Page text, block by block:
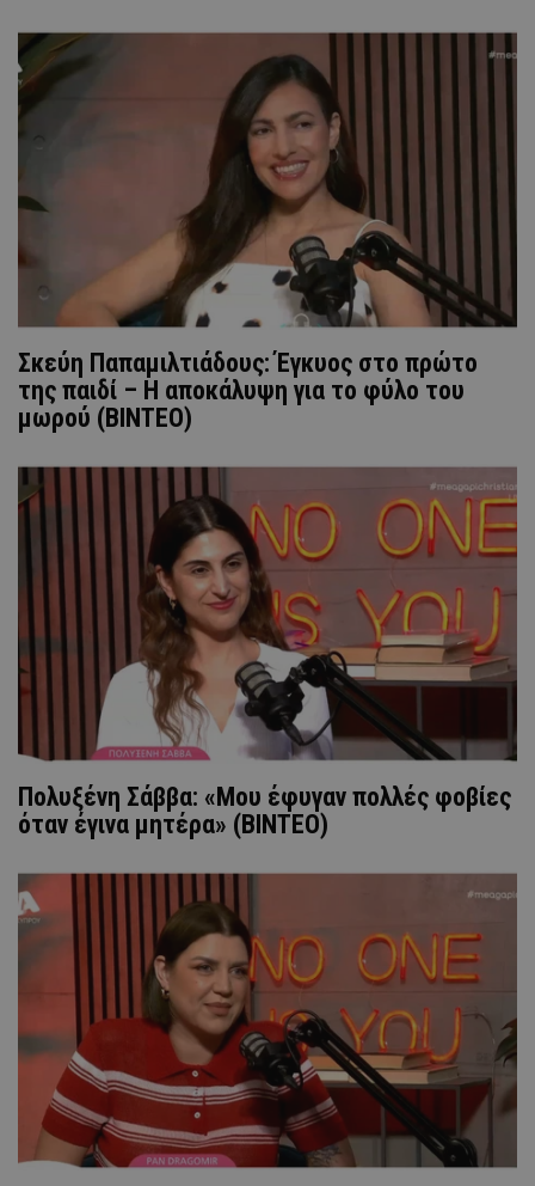
Σκεύη Παπαμιλτιάδους: Έγκυος στο πρώτο
της παιδί – Η αποκάλυψη για το φύλο του
μωρού (ΒΙΝΤΕΟ)
Πολυξένη Σάββα: «Μου έφυγαν πολλές φοβίες
όταν έγινα μητέρα» (ΒΙΝΤΕΟ)